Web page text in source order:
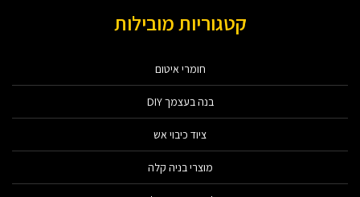
קטגוריות מובילות
חומרי איטום
בנה בעצמך DIY
ציוד כיבוי אש
מוצרי בניה קלה